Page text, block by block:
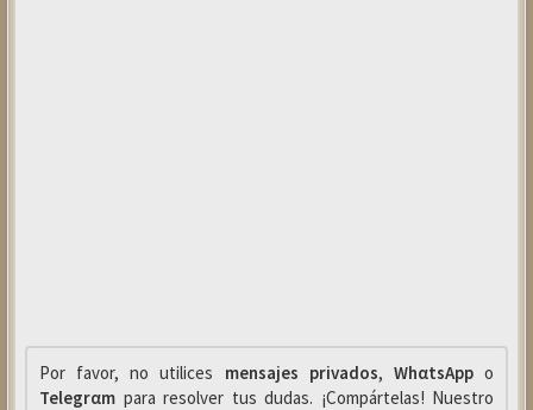
Por favor, no utilices mensajes privados, WhαtsAppo
Telegrαm para resolver tus dudas. ¡Compártelas! Nuestro